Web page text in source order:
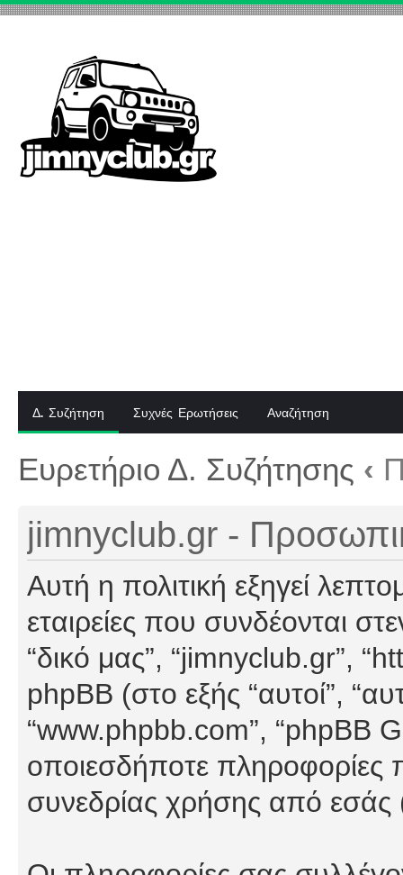
Δ. Συζήτηση Συχνές Ερωτήσεις Αναζήτηση
Ευρετήριο Δ. Συζήτησης ‹
jimnyclub.gr -
Αυτή η πολιτική εξηγεί
εταιρείες που συνδέονται
“δικό μας”, “jimnyclub.gr”,
phpBB (στο εξής “αυτοί”,
“www.phpbb.com”, “phpBB
οποιεσδήποτε πληροφορίες
συνεδρίας χρήσης από εσάς